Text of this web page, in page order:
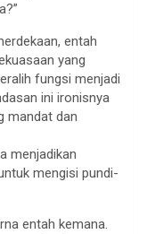
entah
yang
fungsi menjadi
ini ironisnya
mandat dan
menjadikan
mengisi pundi-
entah kemana.